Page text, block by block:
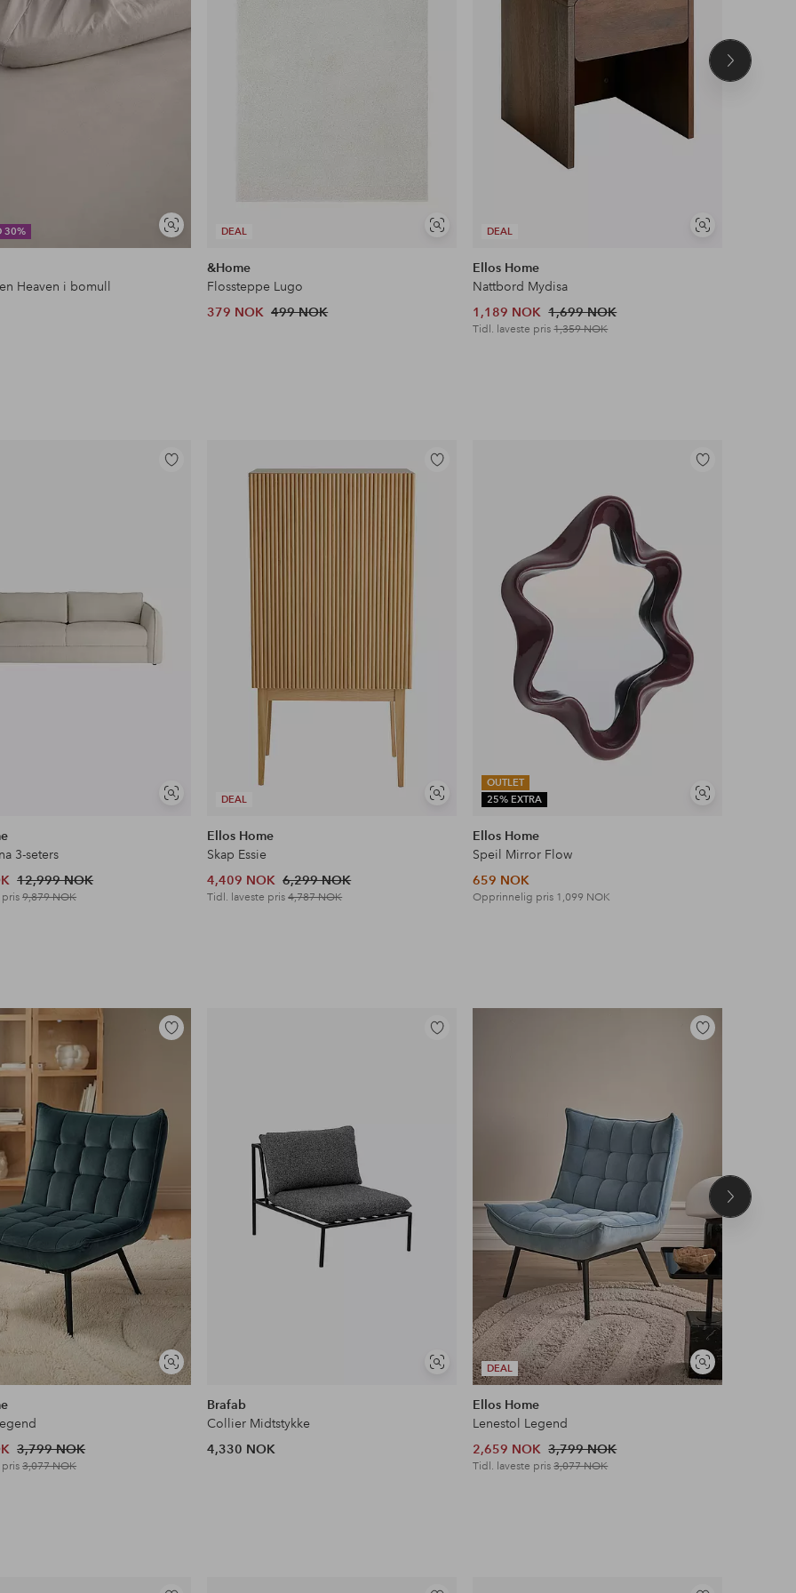
30%
Vis
lignende
Heaven i bomull
DEAL
Vis
&Home
Flossteppe Lugo
379 NOK 499 NOK
DEAL
Vis
Ellos Home
Nattbord Mydisa
1,189 NOK 1,699 NOK
Tidl. laveste pris1,359 NOK
Neste
Vis
Legg
3-seters
12,999 NOK
pris9,879 NOK
DEAL
Vis
Legg
Ellos Home
Skap Essie
4,409 NOK 6,299 NOK
Tidl. laveste pris4,787 NOK
OUTLET
25% EXTRA
Vis
Legg
Ellos Home
Speil Mirror Flow
659 NOK
Opprinnelig pris 1,099 NOK
Vis
lignende
Legg
3,799 NOK
pris3,077 NOK
Vis
lignende
Legg
Brafab
Collier Midtstykke
4,330 NOK
DEAL
Vis
lignende
Legg
Ellos Home
Lenestol Legend
2,659 NOK 3,799 NOK
Tidl. laveste pris3,077 NOK
Neste